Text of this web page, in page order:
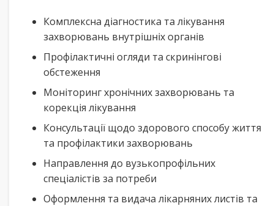
Комплексна діагностика та лікування
захворювань внутрішніх органів
Профілактичні огляди та скринінгові
обстеження
Моніторинг хронічних захворювань та
корекція лікування
Консультації щодо здорового способу життя
та профілактики захворювань
Направлення до вузькопрофільних
спеціалістів за потреби
Оформлення та видача лікарняних листів та